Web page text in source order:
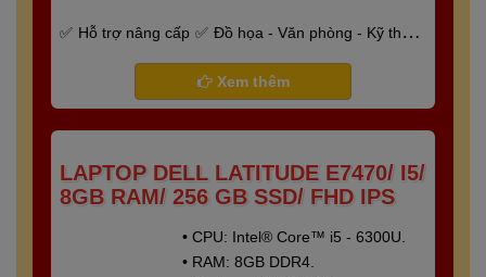
Hỗ trợ nâng cấp
Đồ họa - Văn phòng - Kỹ thuật
Bảo hành 6 tháng
Xem thêm
LAPTOP DELL LATITUDE E7470/ I5/
8GB RAM/ 256 GB SSD/ FHD IPS
• CPU: Intel® Core™ i5 - 6300U.
• RAM: 8GB DDR4.